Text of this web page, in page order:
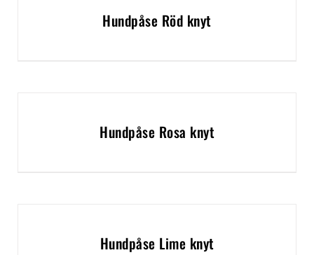
Hundpåse Röd knyt
Hundpåse Rosa knyt
Hundpåse Lime knyt